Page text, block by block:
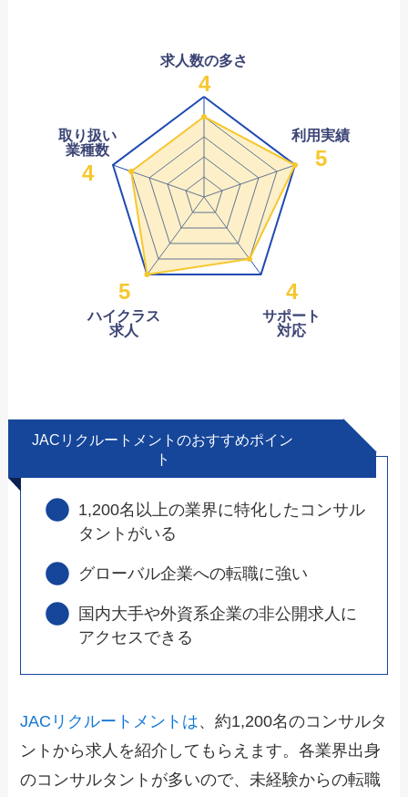
求人数の多さ
4
取り扱い
業種数
4
5
ハイクラス
求人
4
サポート
対応
利用実績
5
JACリクルートメントのおすすめポイン
ト
1,200名以上の業界に特化したコンサル
タントがいる
グローバル企業への転職に強い
国内大手や外資系企業の非公開求人に
アクセスできる
JACリクルートメントは、約1,200名のコンサルタ
ントから求人を紹介してもらえます。各業界出身
のコンサルタントが多いので、未経験からの転職